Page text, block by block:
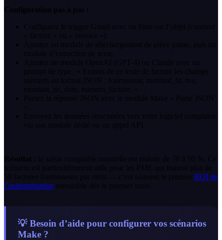
Configuration pas à pas :
Configurez le trigger Gmail avec un filtre sur l’objet (contient
« facture » ou « invoice »).
Ajoutez un module de téléchargement de pièce jointe, puis un
module d’extraction de texte.
Ajoutez un module OpenAI (GPT-4) ou Claude avec un
prompt de type : « Extrais de ce texte de facture les champs
suivants au format JSON : fournisseur, montant_ht, tva,
montant_ttc, date, numero_facture. »
Parsez la réponse JSON avec le module Make « Parse JSON
».
Envoyez les données structurées vers votre logiciel comptable
via son module dédié ou un appel API.
Résultat :
la saisie comptable manuelle est réduite de 70 à 90 %. Ce
scénario est particulièrement utile pour les PME qui traitent plus de
50 factures fournisseurs par mois — c’est souvent le premier ROI de
l’automatisation mesurable dès le premier mois.
💡 Besoin d’aide pour configurer vos scénarios
Make ?